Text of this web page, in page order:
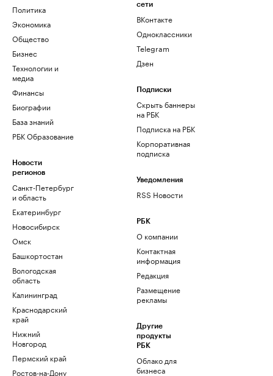
Политика
Экономика
Общество
Бизнес
Технологии и
медиа
Финансы
Биографии
База знаний
РБК Образование
Новости
регионов
Санкт-Петербург
и область
Екатеринбург
Новосибирск
Омск
Башкортостан
Вологодская
область
Калининград
Краснодарский
край
Нижний
Новгород
Пермский край
Ростов-на-Дону
сети
ВКонтакте
Одноклассники
Telegram
Дзен
Подписки
Скрыть баннеры
на РБК
Подписка на РБК
Корпоративная
подписка
Уведомления
RSS Новости
РБК
О компании
Контактная
информация
Редакция
Размещение
рекламы
Другие
продукты
РБК
Облако для
бизнеса